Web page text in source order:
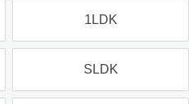
1LDK
SLDK